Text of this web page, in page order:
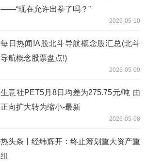
——“现在允许出拳了吗？”
2026-05-10
每日热闻!A股北斗导航概念股汇总(北斗
导航概念股票盘点!)
2026-05-09
生意社PET5月8日均差为275.75元/吨 由
正向扩大转为缩小-最新
2026-05-08
热头条丨经纬辉开：终止筹划重大资产重
组